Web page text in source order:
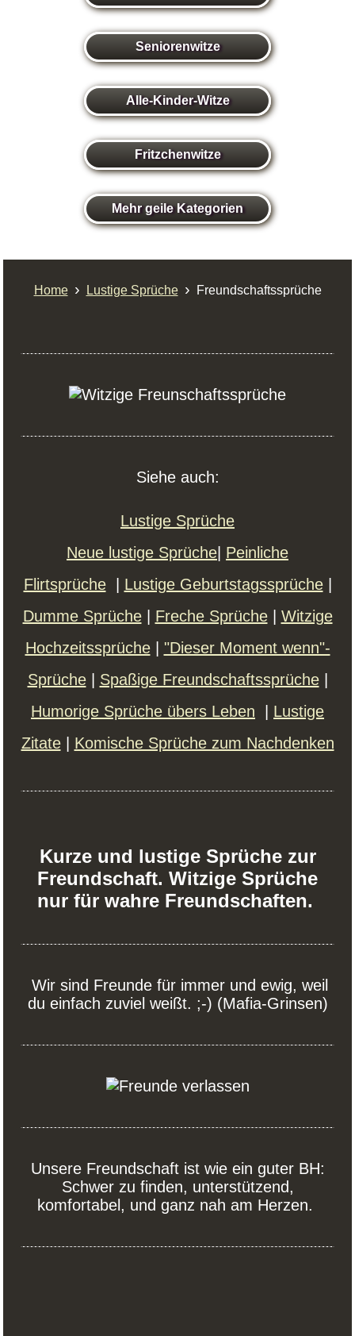
Seniorenwitze
Alle-Kinder-Witze
Fritzchenwitze
Mehr geile Kategorien
Home › Lustige Sprüche › Freundschaftssprüche
Siehe auch:
Lustige Sprüche
Neue lustige Sprüche Peinliche
Flirtsprüche| Lustige Geburtstagssprüche|
Dumme Sprüche| Freche Sprüche| Witzige
Hochzeitssprüche| "Dieser Moment wenn"-
Sprüche| Spaßige Freundschaftssprüche|
Humorige Sprüche übers Leben
Lustige
Zitate| Komische Sprüche zum Nachdenken
Kurze und lustige Sprüche zur
Freundschaft. Witzige Sprüche
nur für wahre Freundschaften.
Wir sind Freunde für immer und ewig, weil
du einfach zuviel weißt. ;-) (Mafia-Grinsen)
Unsere Freundschaft ist wie ein guter BH:
Schwer zu finden, unterstützend,
komfortabel, und ganz nah am Herzen.